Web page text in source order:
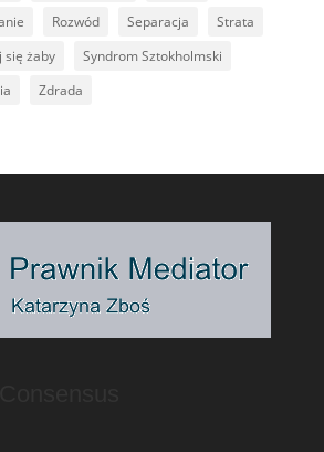
Rozwód Separacja
Strata
się żaby
Syndrom Sztokholmski
Zdrada